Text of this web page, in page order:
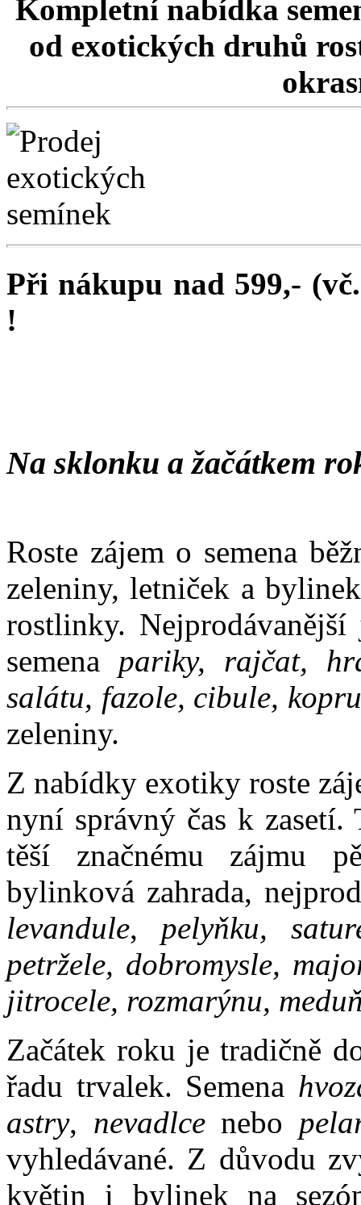
Kompletní nabídka
od exotických druhů
Při nákupu nad 599,-
!
Na sklonku a žačátkem
Roste zájem o semena
zeleniny, letniček a
rostlinky.
semena pariky, rajčat,
salátu, fazole, cibule,
zeleniny.
Z nabídky exotiky roste
nyní správný čas k zasetí.
těší značnému zájmu
bylinková zahrada,
levandule, pelyňku,
petržele, dobromysle,
jitrocele, rozmarýnu,
Začátek roku je tradičně
řadu trvalek. Semena
astry, nevadlcenebo
vyhledávané. Z důvodu
květin i bylinek na